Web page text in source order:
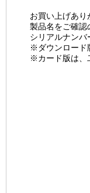
お買い上げあり
製品名をご確認
シリアルナン
※ダウンロード
※カード版は、